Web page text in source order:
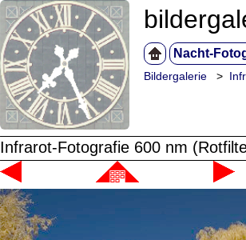
Nacht-
Bildergalerie >
Infrarot-Fotografie 600 nm